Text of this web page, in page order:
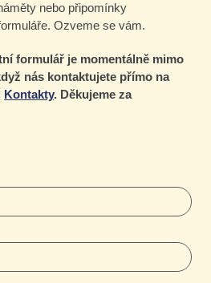
nebo připomínky
Ozveme se vám.
formulář je momentálně mimo
nás kontaktujete přímo na
Kontakty. Děkujeme za